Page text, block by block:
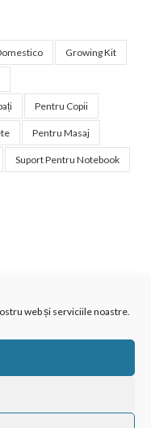
web și serviciile noastre.
Growing Kit
Pentru Copii
Pentru Masaj
Suport Pentru Notebook